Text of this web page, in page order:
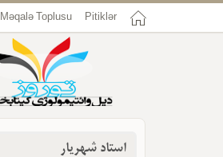
Pitiklər
Məqalə Toplusu
استاد شهریار